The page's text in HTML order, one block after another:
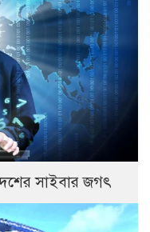
সাইবার জগৎ